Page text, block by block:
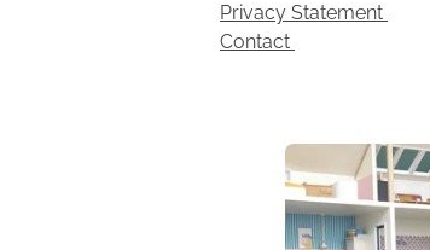
Privacy Statement
Contact